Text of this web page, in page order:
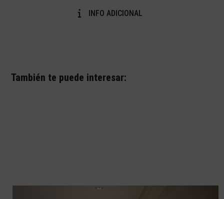
INFO ADICIONAL
También te puede interesar: